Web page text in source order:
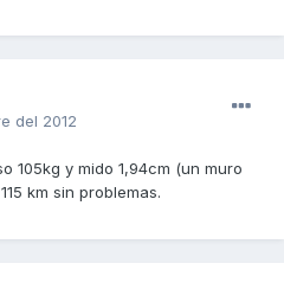
del 2012
105kg y mido 1,94cm (un muro
km sin problemas.